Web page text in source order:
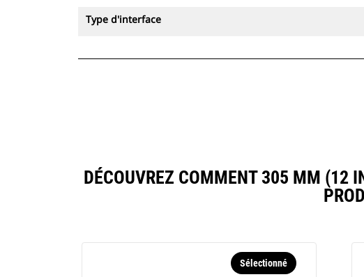
Type d'interface
DÉCOUVREZ COMMENT 305 MM (12
Sélectionné